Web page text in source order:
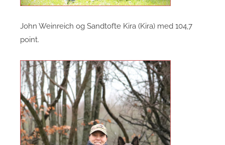
John Weinreich og Sandtofte Kira (Kira) med 104,7
point.